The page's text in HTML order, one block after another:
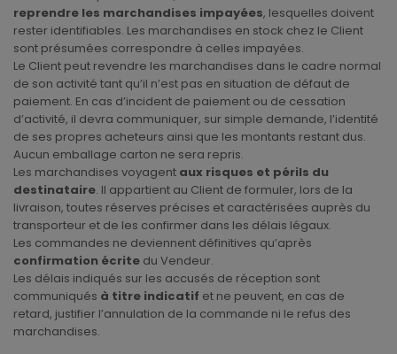
reprendre les marchandises impayées, lesquelles doivent
rester identifiables. Les marchandises en stock chez le Client
sont présumées correspondre à celles impayées.
Le Client peut revendre les marchandises dans le cadre normal
de son activité tant qu’il n’est pas en situation de défaut de
paiement. En cas d’incident de paiement ou de cessation
d’activité, il devra communiquer, sur simple demande, l’identité
de ses propres acheteurs ainsi que les montants restant dus.
Aucun emballage carton ne sera repris.
Les marchandises voyagent aux risques et périls du
destinataire. Il appartient au Client de formuler, lors de la
livraison, toutes réserves précises et caractérisées auprès du
transporteur et de les confirmer dans les délais légaux.
Les commandes ne deviennent définitives qu’après
confirmation écrite du Vendeur.
Les délais indiqués sur les accusés de réception sont
communiqués à titre indicatif et ne peuvent, en cas de
retard, justifier l’annulation de la commande ni le refus des
marchandises.